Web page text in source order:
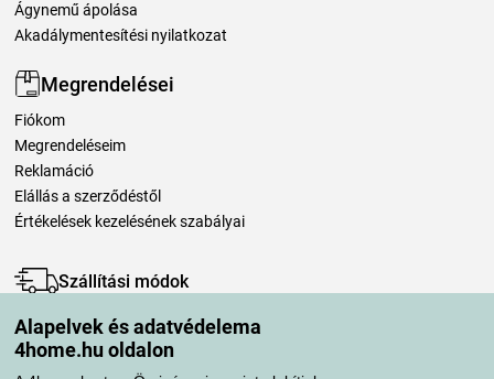
Alapelvek és adatvédelema
4home.hu oldalon
Ágynemű ápolása
Akadálymentesítési nyilatkozat
Megrendelései
Fiókom
Megrendeléseim
Reklamáció
Elállás a szerződéstől
Értékelések kezelésének szabályai
Szállítási módok
Fizetési módok